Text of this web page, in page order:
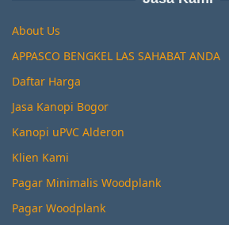
About Us
APPASCO BENGKEL LAS SAHABAT ANDA
Daftar Harga
Jasa Kanopi Bogor
Kanopi uPVC Alderon
Klien Kami
Pagar Minimalis Woodplank
Pagar Woodplank